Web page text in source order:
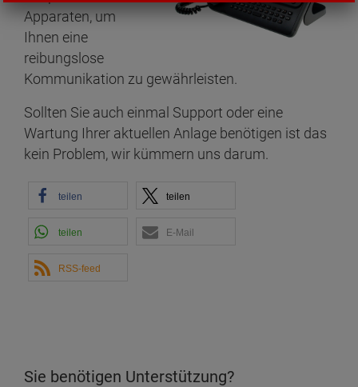
Apparaten, um
Ihnen eine
reibungslose
Kommunikation zu gewährleisten.
Sollten Sie auch einmal Support oder eine
Wartung Ihrer aktuellen Anlage benötigen ist das
kein Problem, wir kümmern uns darum.
teilen teilen
teilen E-Mail
RSS-feed
Sie benötigen Unterstützung?